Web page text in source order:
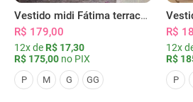
Vestido midi Fátima terracota
R$ 179,00
12x de R$ 17,30
R$ 175,00 no PIX
P M G GG
R$
12x
R$
P